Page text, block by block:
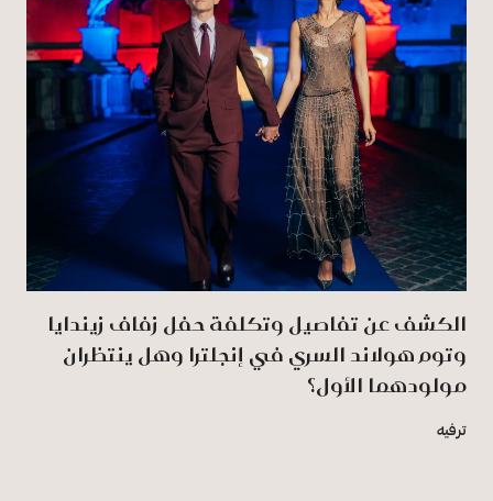
الكشف عن تفاصيل وتكلفة حفل زفاف زيندايا
وتوم هولاند السري في إنجلترا وهل ينتظران
مولودهما الأول؟
ترفيه